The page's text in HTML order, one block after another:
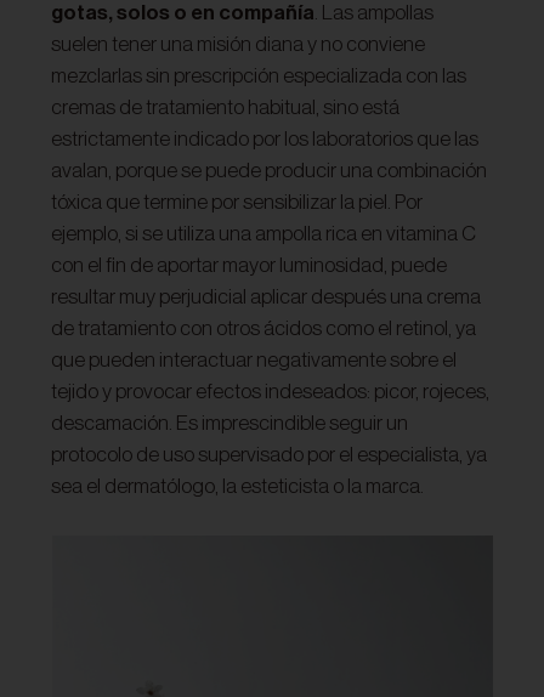
gotas, solos o en compañía . Las ampollas
suelen tener una misión diana y no conviene
mezclarlas sin prescripción especializada con las
cremas de tratamiento habitual, sino está
estrictamente indicado por los laboratorios que las
avalan, porque se puede producir una combinación
tóxica que termine por sensibilizar la piel. Por
ejemplo, si se utiliza una ampolla rica en vitamina C
con el fin de aportar mayor luminosidad, puede
resultar muy perjudicial aplicar después una crema
de tratamiento con otros ácidos como el retinol, ya
que pueden interactuar negativamente sobre el
tejido y provocar efectos indeseados: picor, rojeces,
descamación. Es imprescindible seguir un
protocolo de uso supervisado por el especialista, ya
sea el dermatólogo, la esteticista o la marca.